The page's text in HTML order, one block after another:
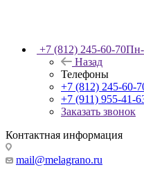
+7 (812) 245-60-70Пн-
Назад
Телефоны
+7 (812) 245-60-
+7 (911) 955-41-
Заказать звонок
Контактная информация
mail@melagrano.ru